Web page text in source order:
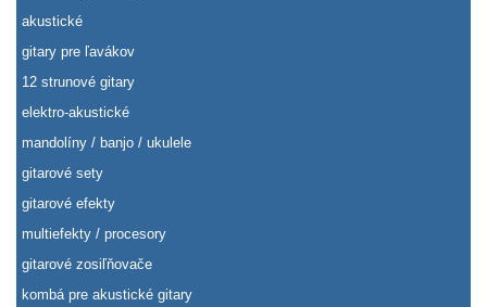
akustické
gitary pre ľavákov
12 strunové gitary
elektro-akustické
mandolíny / banjo / ukulele
gitarové sety
gitarové efekty
multiefekty / procesory
gitarové zosiľňovače
kombá pre akustické gitary